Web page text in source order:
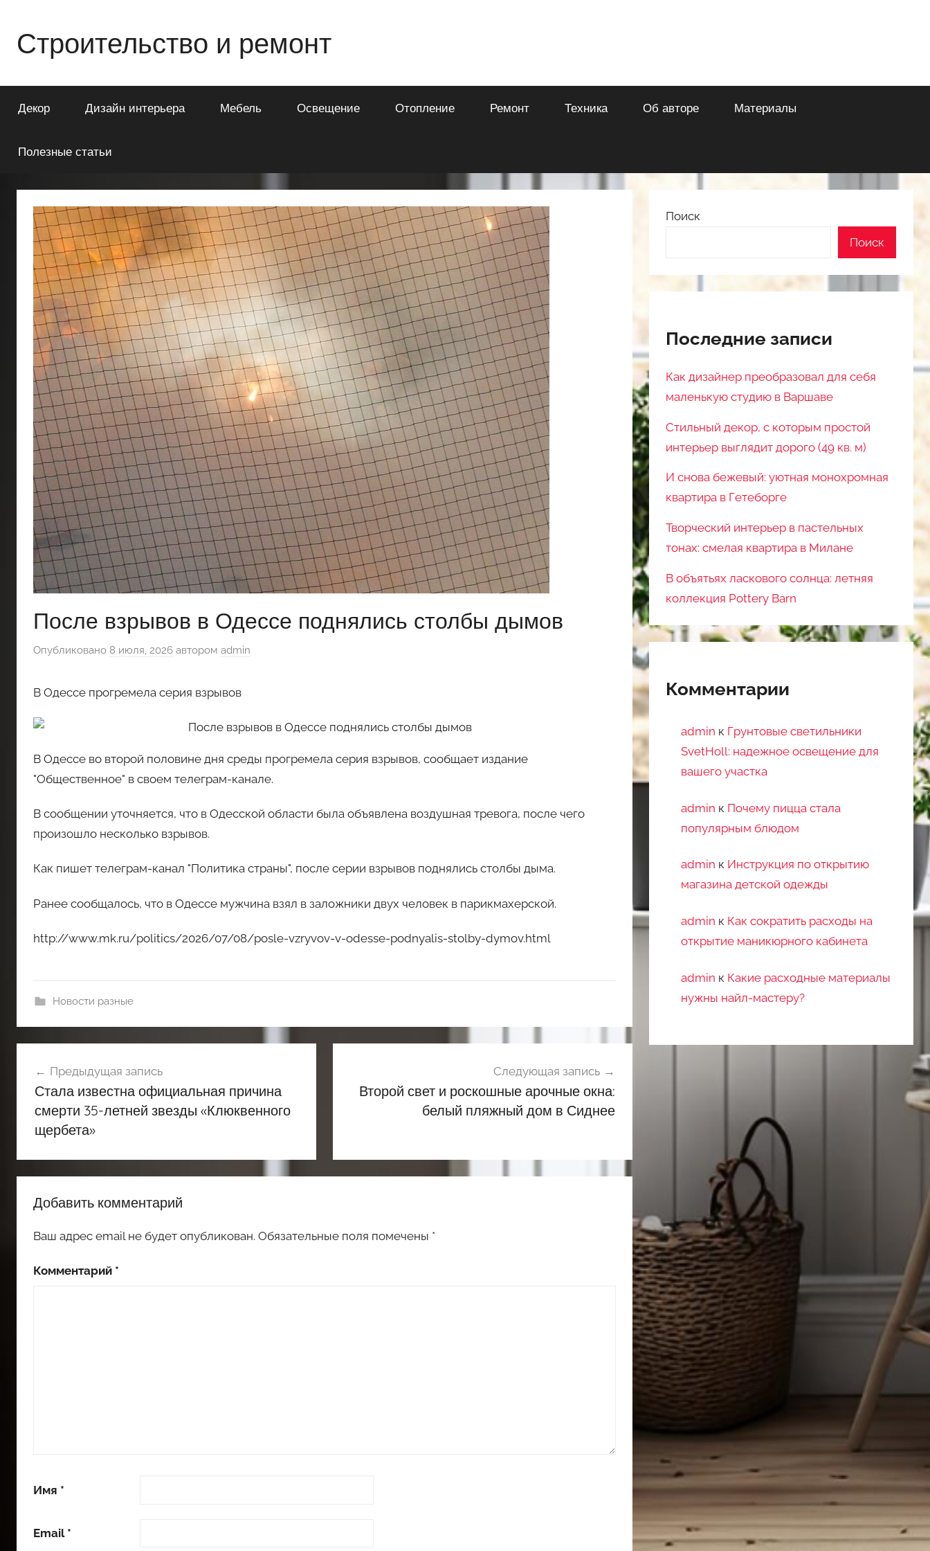
содержимому
Строительство и ремонт
о
строительстве
квартиры
Декор Дизайн интерьера Мебель Освещение Отопление Ремонт Техника Об авторе Материалы
Полезные статьи
После взрывов в Одессе поднялись столбы дымов
Опубликовано 8 июля, 2026 автором admin
В Одессе прогремела серия взрывов
В Одессе во второй половине дня среды прогремела серия взрывов, сообщает издание
"Общественное" в своем телеграм-канале.
В сообщении уточняется, что в Одесской области была объявлена воздушная тревога, после чего
произошло несколько взрывов.
Как пишет телеграм-канал "Политика страны", после серии взрывов поднялись столбы дыма.
Ранее сообщалось, что в Одессе мужчина взял в заложники двух человек в парикмахерской.
http://www.mk.ru/politics/2026/07/08/posle-vzryvov-v-odesse-podnyalis-stolby-dymov.html
Новости разные
по
записям
Предыдущая запись
Стала известна официальная причина
смерти 35-летней звезды «Клюквенного
щербета»
Следующая запись
Второй свет и роскошные арочные окна:
белый пляжный дом в Сиднее
Добавить комментарий
Ваш адрес email не будет опубликован. Обязательные поля помечены *
Комментарий *
Имя *
Email *
Поиск
Поиск
Последние записи
Как дизайнер преобразовал для себя
маленькую студию в Варшаве
Стильный декор, с которым простой
интерьер выглядит дорого (49 кв. м)
И снова бежевый: уютная монохромная
квартира в Гетеборге
Творческий интерьер в пастельных
тонах: смелая квартира в Милане
В объятьях ласкового солнца: летняя
коллекция Pottery Barn
Комментарии
admin к Грунтовые светильники
SvetHoll: надежное освещение для
вашего участка
admin к Почему пицца стала
популярным блюдом
admin к Инструкция по открытию
магазина детской одежды
admin к Как сократить расходы на
открытие маникюрного кабинета
admin к Какие расходные материалы
нужны найл-мастеру?